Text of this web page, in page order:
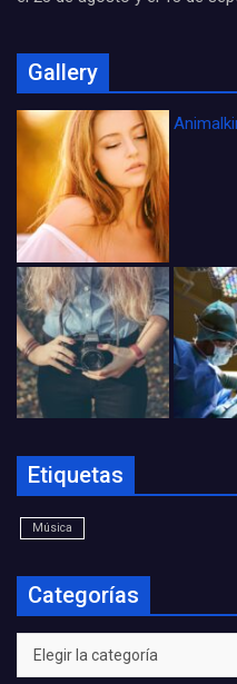
Gallery
Etiquetas
Música
Categorías
Categorías